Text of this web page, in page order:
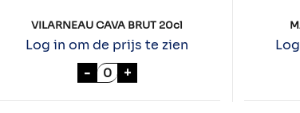
VILARNEAU CAVA BRUT 20cl
Log in om de prijs te zien
- VILARNEAU CAVA BRUT 20cl
+